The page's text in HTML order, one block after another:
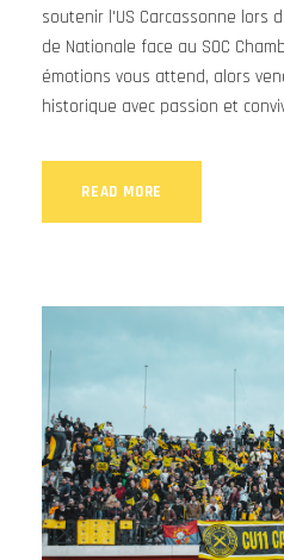
soutenir l'US Carcassonne lors
de Nationale face au SOC
émotions vous attend, alors
historique avec passion et
READ MORE